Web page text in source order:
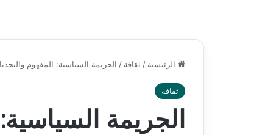
الرئيسية / ثقافة / الجريمة السياسية: المفهوم
ثقافة
الجريمة